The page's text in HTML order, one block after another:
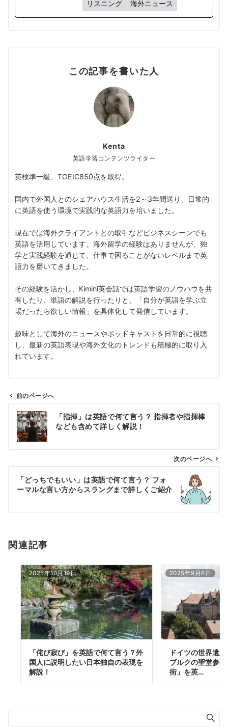
リスニング 海外ニュース
この記事を書いた人
Kenta
英語学習コンテンツライター
英検準一級、TOEIC850点を取得。
国内で外国人とのシェアハウス生活を2～3年間送り、日常的
に英語を使う環境で実践的な英語力を培いました。
現在では海外クライアントとの取引などビジネスシーンでも
英語を活用しています。海外留学の経験はありませんが、独
学と実践経験を通じて、仕事で困ることがないレベルまで英
語力を磨いてきました。
その経験を活かし、Kimini英会話では英語学習のノウハウを共
有したり、単語の解説を行ったりと、「自分が英語を学ぶ立
場だったら欲しい情報」を具体化して発信しています。
趣味として海外のニュースやポッドキャストを日常的に視聴
し、最新の英語表現や海外文化のトレンドも積極的に取り入
れています。
ビ
ン
前のページへ
「指揮」は英語で何て言う？ 指揮者や指揮棒
なども含めて詳しく解説！
次のページへ
「どっちでもいい」は英語で何て言う？ フォ
ーマルな言い方からスラングまで詳しくご紹介
関連記事
2025年10月19日
「侘び寂び」を英語で何て言う？外
国人に説明したい日本独自の表現を
解説！
2025年9月6日
ドイツの世界遺
ブルクの聖堂参
街」を英…